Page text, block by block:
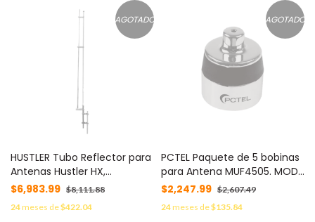
AGOTADO
HUSTLER Tubo Reflector para
Antenas Hustler HX,
Aumenta 3 dB de Ganancia,
Rango 430-512 MHz. MOD:
RTA-450HX
$6,983.99 $8,111.88
24meses de$422.04
AGOTADO
PCTEL Paquete de 5 bobinas
para Antena MUF4505. MOD:
MAT450//5PCK
$2,247.99 $2,607.49
24meses de$135.84